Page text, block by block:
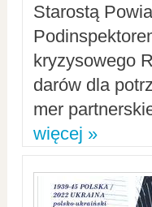
Starostą
kryzysowego
darów dla
mer
więcej »